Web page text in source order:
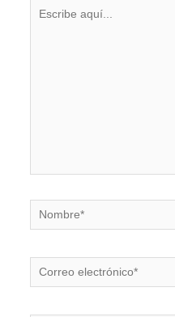
Nombre*
Correo
electrónico*